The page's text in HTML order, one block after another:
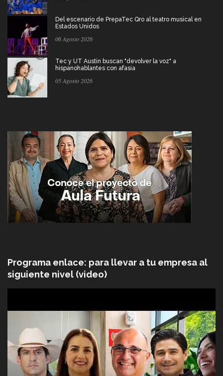
Del escenario de PrepaTec Qro al teatro musical en
Estados Unidos
06 Agosto 2026
Tec y UT Austin buscan "devolver la voz" a
hispanohablantes con afasia
05 Agosto 2026
Programa enlace: para llevar a tu empresa al
siguiente nivel (video)